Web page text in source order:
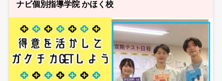
ナビ個別指導学院 かほく校